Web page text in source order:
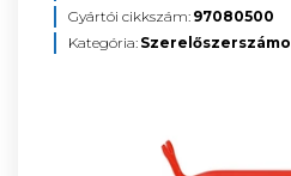
Gyártói cikkszám: 97080500
Kategória: